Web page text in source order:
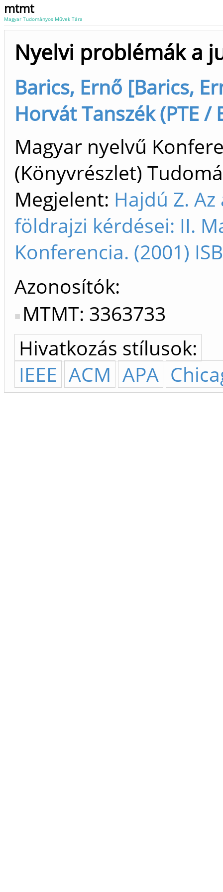
mtmt
Magyar Tudományos Művek Tára
Nyelvi problémák a
Barics, Ernő [Barics,
Horvát Tanszék (PTE /
Magyar nyelvű
(Könyvrészlet)
Megjelent: Hajdú Z.
földrajzi kérdései: II.
Konferencia. (2001)
Azonosítók
MTMT: 3363733
Hivatkozás stílusok:
IEEE ACM APA